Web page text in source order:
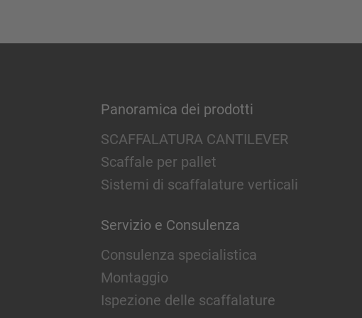
Panoramica dei prodotti
SCAFFALATURA CANTILEVER
Scaffale per pallet
Sistemi di scaffalature verticali
Servizio e Consulenza
Consulenza specialistica
Montaggio
Ispezione delle scaffalature